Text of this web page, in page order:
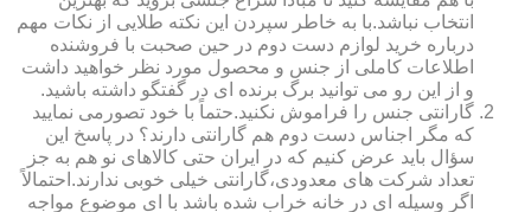
انتخاب نباشد.با به خاطر سپردن این نکته طلایی از نکات مهم
درباره خرید لوازم دست دوم در حین صحبت با فروشنده
اطلاعات کاملی از جنس و محصول مورد نظر خواهید داشت
و از این رو می توانید برگ برنده ای در گفتگو داشته باشید.
گارانتی جنس را فراموش نکنید.حتماً با خود تصورمی نمایید
که مگر اجناس دست دوم هم گارانتی دارند؟ در پاسخ این
سؤال باید عرض کنیم که در ایران حتی کالاهای نو هم به جز
تعداد شرکت های معدودی،گارانتی خیلی خوبی ندارند.احتمالاً
اگر وسیله ای در خانه خراب شده باشد با ای موضوع مواجه